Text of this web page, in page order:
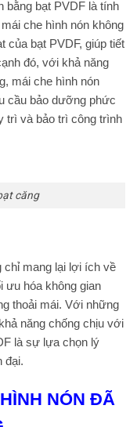
bằng bạt PVDF là tính
che hình nón không
của bạt PVDF, giúp tiết
đó, với khả năng
mái che hình nón
cầu bảo dưỡng phức
trì và bảo trì công trình
căng
chỉ mang lại lợi ích về
ưu hóa không gian
thoải mái. Với những
năng chống chịu với
là sự lựa chọn lý
đại.
NÓN ĐÃ